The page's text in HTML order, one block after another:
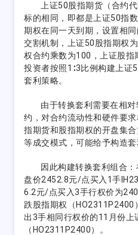
上证50股指期货（合约
标的相同，即都是上证50指
期权在同一天到期，设置相
交割机制，上证50股指期权
权合约乘数为100，上证股
投资者按照1∶3比例构建上证
套利策略。
由于转换套利需要在相
约，对合约流动性和硬件要
指期货和股指期权的开盘集
等成交模式，可能给予构造套
因此构建转换套利组合
盘价2452.8元/点买入1手
6.2元/点买入3手行权价为
跌股指期权（
出3手相同行权价的11月份上
（HO2311P2400）。